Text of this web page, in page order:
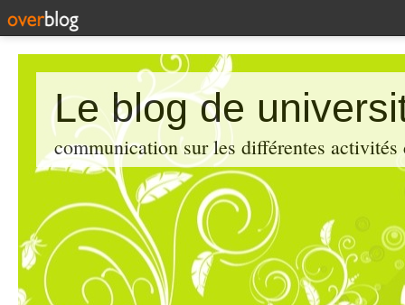
Le blog de
communication sur les différentes